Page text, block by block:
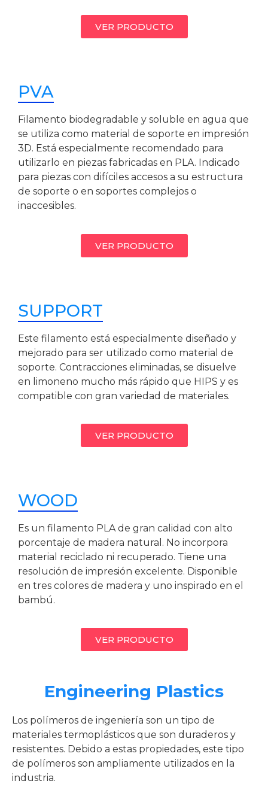
VER PRODUCTO
PVA
Filamento biodegradable y soluble en agua que
se utiliza como material de soporte en impresión
3D. Está especialmente recomendado para
utilizarlo en piezas fabricadas en PLA. Indicado
para piezas con difíciles accesos a su estructura
de soporte o en soportes complejos o
inaccesibles.
VER PRODUCTO
SUPPORT
Este filamento está especialmente diseñado y
mejorado para ser utilizado como material de
soporte. Contracciones eliminadas, se disuelve
en limoneno mucho más rápido que HIPS y es
compatible con gran variedad de materiales.
VER PRODUCTO
WOOD
Es un filamento PLA de gran calidad con alto
porcentaje de madera natural. No incorpora
material reciclado ni recuperado. Tiene una
resolución de impresión excelente. Disponible
en tres colores de madera y uno inspirado en el
bambú.
VER PRODUCTO
Engineering Plastics
Los polímeros de ingeniería son un tipo de
materiales termoplásticos que son duraderos y
resistentes. Debido a estas propiedades, este tipo
de polímeros son ampliamente utilizados en la
industria.